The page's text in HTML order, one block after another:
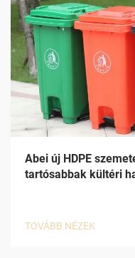
Abei új HDPE
tartósabbak kültéri
TOVÁBB NÉZEK